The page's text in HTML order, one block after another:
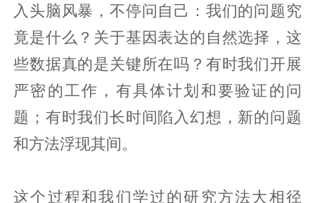
入头脑风暴，不停问自己：我们的问题究
竟是什么？关于基因表达的自然选择，这
些数据真的是关键所在吗？有时我们开展
严密的工作，有具体计划和要验证的问
题；有时我们长时间陷入幻想，新的问题
和方法浮现其间。
这个过程和我们学过的研究方法大相径